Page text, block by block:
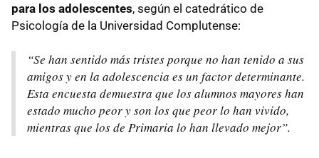
para los adolescentes, según el catedrático de
Psicología de la Universidad Complutense:
“Se han sentido más tristes porque no han tenido a sus
amigos y en la adolescencia es un factor determinante.
Esta encuesta demuestra que los alumnos mayores han
estado mucho peor y son los que peor lo han vivido,
mientras que los de Primaria lo han llevado mejor”.